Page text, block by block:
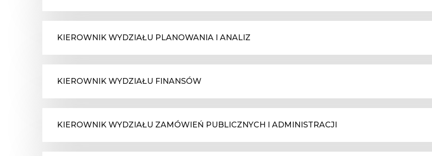
KIEROWNIK WYDZIAŁU PLANOWANIA I ANALIZ
KIEROWNIK WYDZIAŁU FINANSÓW
KIEROWNIK WYDZIAŁU ZAMÓWIEŃ PUBLICZNYCH I ADMINISTRACJI